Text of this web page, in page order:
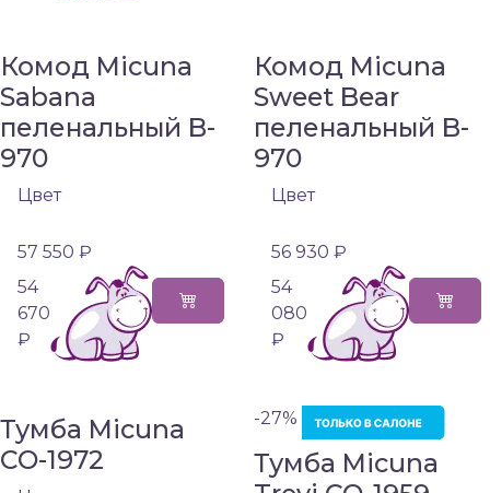
Комод Micuna
Sabana
пеленальный B-
970
Цвет
57 550 ₽
54
670
₽
Комод Micuna
Sweet Bear
пеленальный B-
970
Цвет
56 930 ₽
54
080
₽
Тумба Micuna
CO-1972
-27%
Тумба Micuna